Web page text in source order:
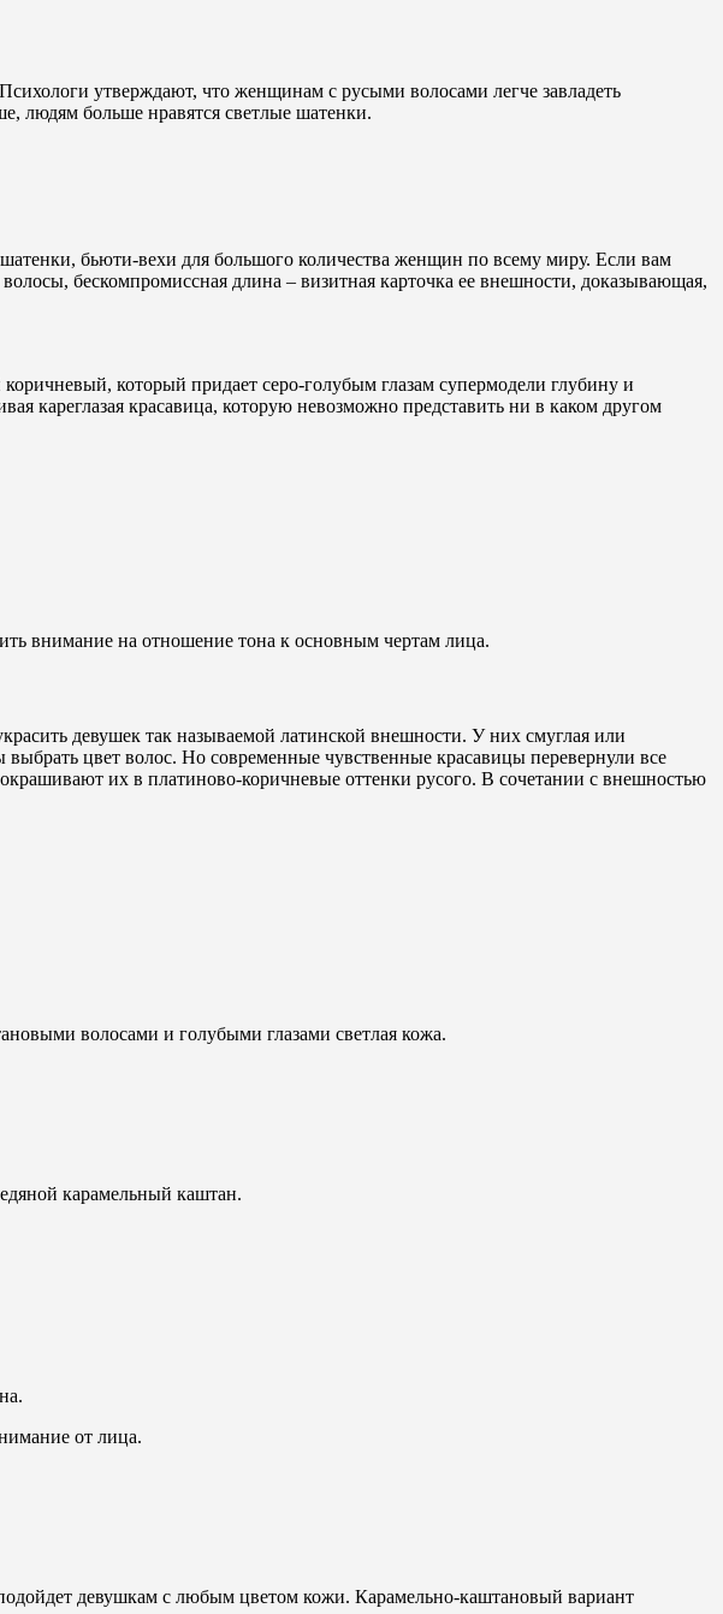
утверждают, что женщинам с русыми волосами легче завладеть
людям больше нравятся светлые шатенки.
бьюти-вехи для большого количества женщин по всему миру. Если вам
бескомпромиссная длина – визитная карточка ее внешности, доказывающая,
который придает серо-голубым глазам супермодели глубину и
кареглазая красавица, которую невозможно представить ни в каком другом
внимание на отношение тона к основным чертам лица.
девушек так называемой латинской внешности. У них смуглая или
цвет волос. Но современные чувственные красавицы перевернули все
их в платиново-коричневые оттенки русого. В сочетании с внешностью
волосами и голубыми глазами светлая кожа.
карамельный каштан.
от лица.
девушкам с любым цветом кожи. Карамельно-каштановый вариант